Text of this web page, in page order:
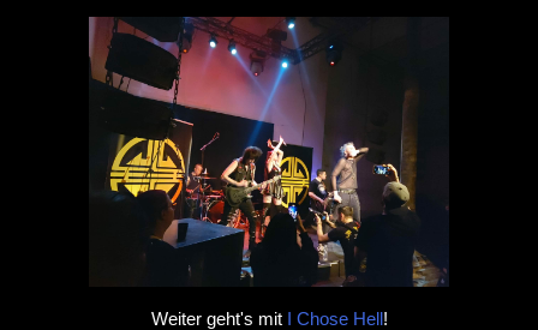
Weiter geht's mit I Chose Hell!